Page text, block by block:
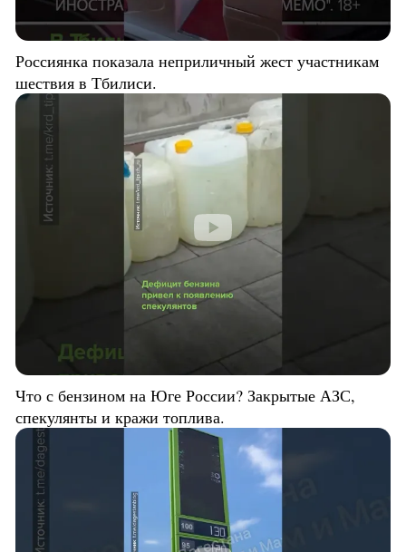
Россиянка показала неприличный жест участникам
шествия в Тбилиси.
Что с бензином на Юге России? Закрытые АЗС,
спекулянты и кражи топлива.